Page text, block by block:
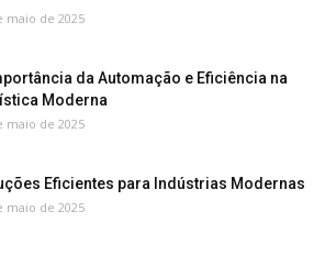
maio de 2025
da Automação e Eficiência na
Moderna
maio de 2025
Eficientes para Indústrias Modernas
maio de 2025